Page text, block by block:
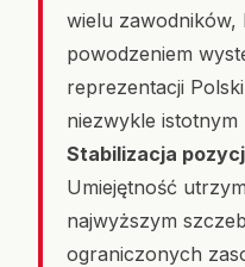
wielu
powodzeniem
reprezentacji
niezwykle istotnym
Stabilizacja
Umiejętność
najwyższym
ograniczonych